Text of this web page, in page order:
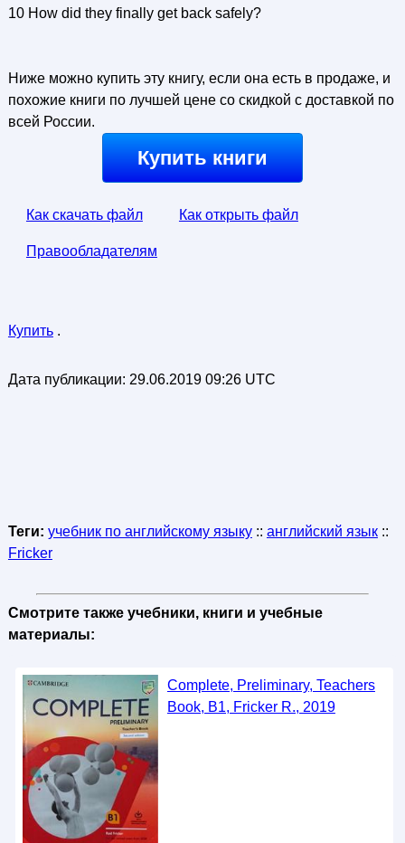
10 How did they finally get back safely?
Ниже можно купить эту книгу, если она есть в продаже, и
похожие книги по лучшей цене со скидкой с доставкой по
всей России.
Купить книги
Как скачать файл Как открыть файл
Правообладателям
Купить.
Дата публикации: 29.06.2019 09:26 UTC
Теги: учебник по английскому языку:: английский язык::
Fricker
Смотрите также учебники, книги и учебные
материалы:
Complete, Preliminary, Teachers
Book, B1, Fricker R., 2019